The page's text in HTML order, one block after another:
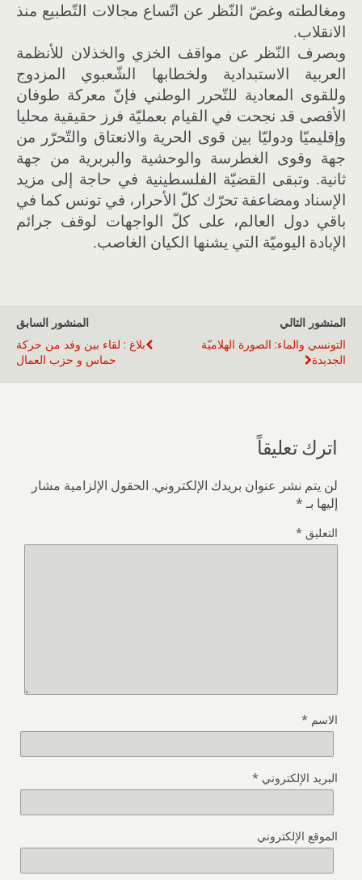
ومغالطته وغضّ النّظر عن اتّساع مجالات التّطبيع منذ
الانقلاب.
وبصرف النّظر عن مواقف الخزي والخذلان للأنظمة
العربية الاستبدادية ولخطابها الشّعبوي المزدوج
وللقوى المعادية للتّحرر الوطني فإنّ معركة طوفان
الأقصى قد نجحت في القيام بعمليّة فرز حقيقية محليا
وإقليميّا ودوليّا بين قوى الحرية والانعتاق والتّحرّر من
جهة وقوى الغطرسة والوحشية والبربرية من جهة
ثانية. وتبقى القضيّة الفلسطينية في حاجة إلى مزيد
الإسناد ومضاعفة تحرّك كلّ الأحرار، في تونس كما في
باقي دول العالم، على كلّ الواجهات لوقف جرائم
الإبادة اليوميّة التي يشنها الكيان الغاصب.
المنشور السابق
بلاغ : لقاء بين وفد من حركة
حماس و حزب العمال
المنشور التالي
التونسي والماء: الصورة الهلاميّة
الجديدة
اترك تعليقاً
لن يتم نشر عنوان بريدك الإلكتروني. الحقول الإلزامية مشار
إليها بـ*
التعليق *
الاسم *
البريد الإلكتروني *
الموقع الإلكتروني